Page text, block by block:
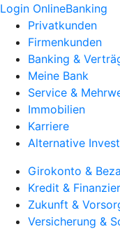
Login OnlineBanking
Privatkunden
Firmenkunden
Banking &
Meine Bank
Service &
Immobilien
Karriere
Alternative
Girokonto &
Kredit &
Zukunft &
Versicherung &